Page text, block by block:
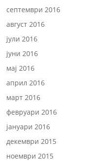
септември 2016
август 2016
јули 2016
јуни 2016
мај 2016
април 2016
март 2016
февруари 2016
јануари 2016
декември 2015
ноември 2015